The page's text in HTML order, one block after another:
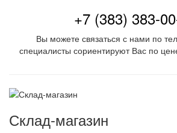
+7 (383) 383-
Вы можете связаться с нами по
специалисты сориентируют Вас по
Склад-магазин